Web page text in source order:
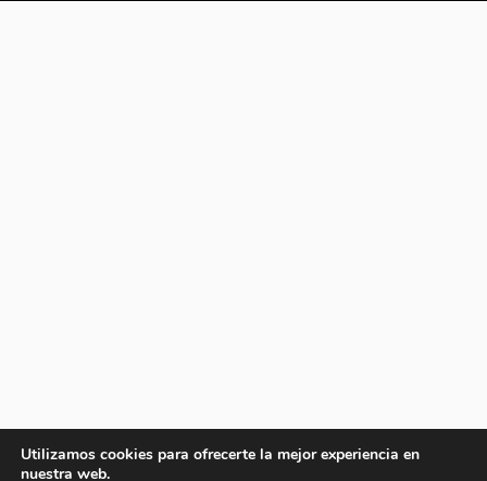
Utilizamos cookies para ofrecerte la mejor experiencia en
nuestra web.